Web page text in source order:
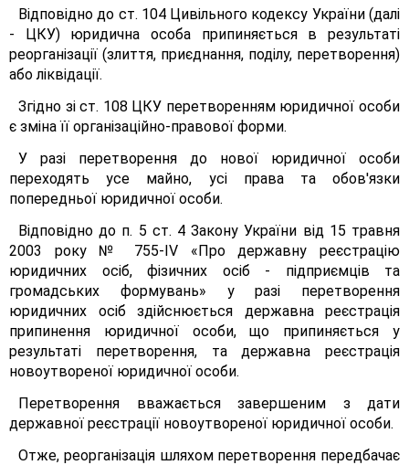
Відповідно до ст. 104 Цивільного кодексу України (далі
- ЦКУ) юридична особа припиняється в результаті
реорганізації (злиття, приєднання, поділу, перетворення)
або ліквідації.
Згідно зі ст. 108 ЦКУ перетворенням юридичної особи
є зміна її організаційно-правової форми.
У разі перетворення до нової юридичної особи
переходять усе майно, усі права та обов'язки
попередньої юридичної особи.
Відповідно до п. 5 ст. 4 Закону України від 15 травня
2003 року № 755-ІV «Про державну реєстрацію
юридичних осіб, фізичних осіб - підприємців та
громадських формувань» у разі перетворення
юридичних осіб здійснюється державна реєстрація
припинення юридичної особи, що припиняється у
результаті перетворення, та державна реєстрація
новоутвореної юридичної особи.
Перетворення вважається завершеним з дати
державної реєстрації новоутвореної юридичної особи.
Отже, реорганізація шляхом перетворення передбачає